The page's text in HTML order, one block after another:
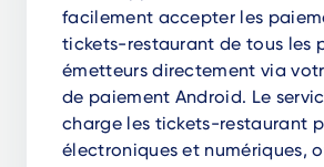
facilement accepter les
tickets-restaurant de tous les
émetteurs directement via
de paiement Android. Le
charge les tickets-restaurant
électroniques et numériques,